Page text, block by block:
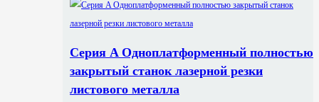
Серия A Одноплатформенный полностью
закрытый станок лазерной резки
листового металла